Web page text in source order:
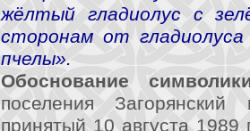
жёлтый гладиолус с
сторонам от
пчелы».
Обоснование
поселения
принятый 10 августа